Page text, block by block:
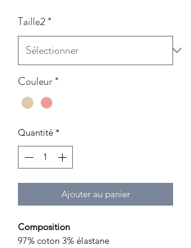
Taille2*
Couleur*
Quantité *
Ajouter au panier
Composition
97% coton 3% élastane